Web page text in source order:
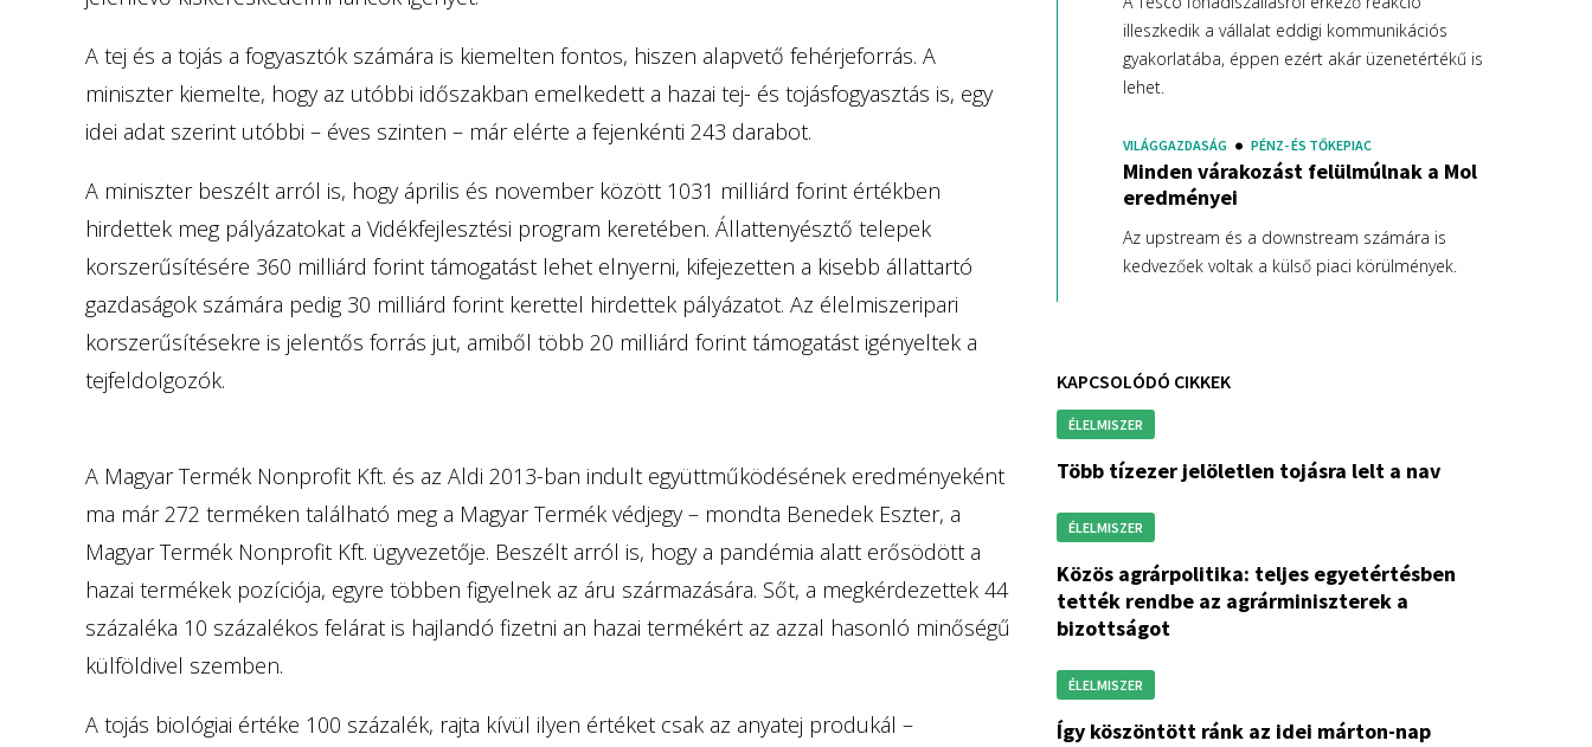
A tej és a tojás a fogyasztók számára is kiemelten fontos, hiszen alapvető fehérjeforrás. A
miniszter kiemelte, hogy az utóbbi időszakban emelkedett a hazai tej- és tojásfogyasztás is, egy
idei adat szerint utóbbi – éves szinten – már elérte a fejenkénti 243 darabot.
A miniszter beszélt arról is, hogy április és november között 1031 milliárd forint értékben
hirdettek meg pályázatokat a Vidékfejlesztési program keretében. Állattenyésztő telepek
korszerűsítésére 360 milliárd forint támogatást lehet elnyerni, kifejezetten a kisebb állattartó
gazdaságok számára pedig 30 milliárd forint kerettel hirdettek pályázatot. Az élelmiszeripari
korszerűsítésekre is jelentős forrás jut, amiből több 20 milliárd forint támogatást igényeltek a
tejfeldolgozók.
A Magyar Termék Nonprofit Kft. és az Aldi 2013-ban indult együttműködésének eredményeként
ma már 272 terméken található meg a Magyar Termék védjegy – mondta Benedek Eszter, a
Magyar Termék Nonprofit Kft. ügyvezetője. Beszélt arról is, hogy a pandémia alatt erősödött a
hazai termékek pozíciója, egyre többen figyelnek az áru származására. Sőt, a megkérdezettek 44
százaléka 10 százalékos felárat is hajlandó fizetni an hazai termékért az azzal hasonló minőségű
külföldivel szemben.
A tojás biológiai értéke 100 százalék, rajta kívül ilyen értéket csak az anyatej produkál –
illeszkedik a vállalat eddigi kommunikációs
gyakorlatába, éppen ezért akár üzenetértékű is
lehet.
VILÁGGAZDASÁG PÉNZ- ÉS TŐKEPIAC
Minden várakozást felülmúlnak a Mol
eredményei
Az upstream és a downstream számára is
kedvezőek voltak a külső piaci körülmények.
KAPCSOLÓDÓ CIKKEK
ÉLELMISZER
több tízezer jelöletlen tojásra lelt a nav
ÉLELMISZER
közös agrárpolitika: teljes egyetértésben
tették rendbe az agrárminiszterek a
bizottságot
ÉLELMISZER
így köszöntött ránk az idei márton-nap